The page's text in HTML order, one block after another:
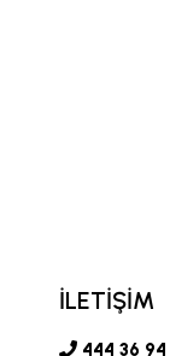
İLETİŞİM
444 36 94